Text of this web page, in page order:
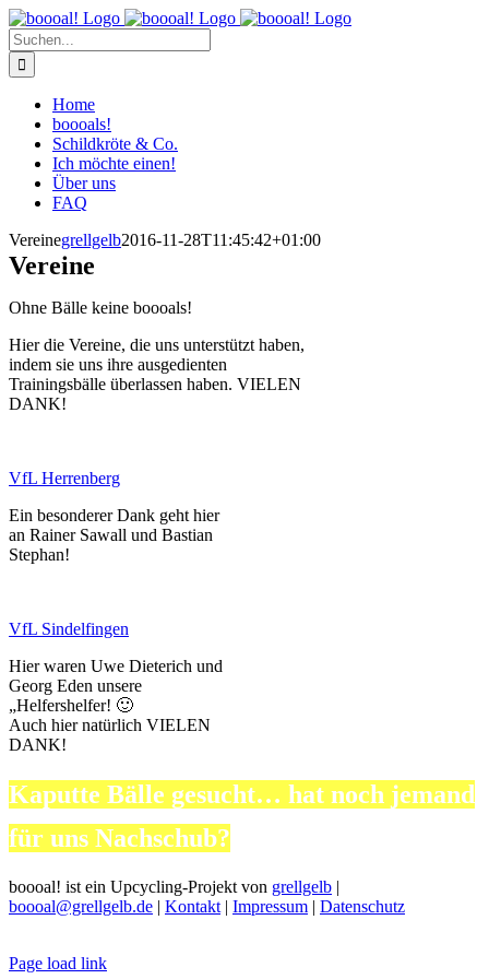
Zum
Inhalt
springen
Suche
nach:
Home
boooals!
Schildkröte & Co.
Ich möchte einen!
Über uns
FAQ
Vereinegrellgelb2016-11-28T11:45:42+01:00
Vereine
Ohne Bälle keine boooals!
Hier die Vereine, die uns unterstützt haben,
indem sie uns ihre ausgedienten
Trainingsbälle überlassen haben. VIELEN
DANK!
VfL Herrenberg
Ein besonderer Dank geht hier
an Rainer Sawall und Bastian
Stephan!
VfL Sindelfingen
Hier waren Uwe Dieterich und
Georg Eden unsere
„Helfershelfer! 🙂
Auch hier natürlich VIELEN
DANK!
Kaputte Bälle gesucht… hat noch jemand
für uns Nachschub?
boooal! ist ein Upcycling-Projekt von grellgelb |
boooal@grellgelb.de | Kontakt | Impressum | Datenschutz
Page load link